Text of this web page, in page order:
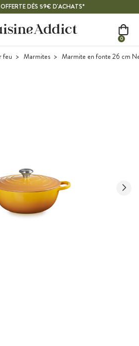
DÈS 59€ D'ACHATS*
0
feu Marmites Marmite en fonte 26 cm